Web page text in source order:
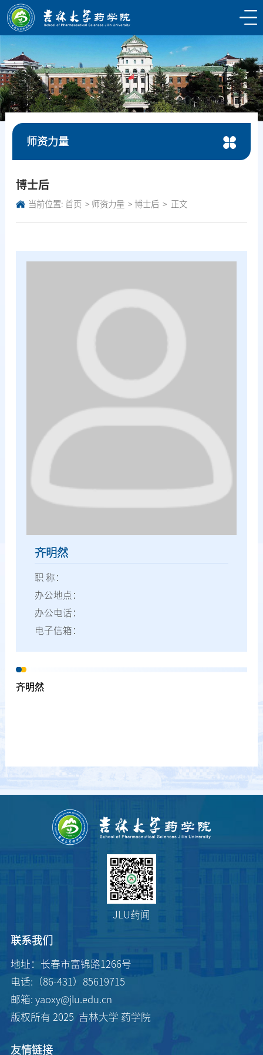
师资力量
博士后
当前位置: 首页 师资力量 博士后 正文
齐明然
职 称：
办公地点：
办公电话：
电子信箱：
齐明然
JLU药闻
联系我们
地址：长春市富锦路1266号
电话:（86-431）85619715
邮箱: yaoxy@jlu.edu.cn
版权所有 2025 吉林大学 药学院
友情链接